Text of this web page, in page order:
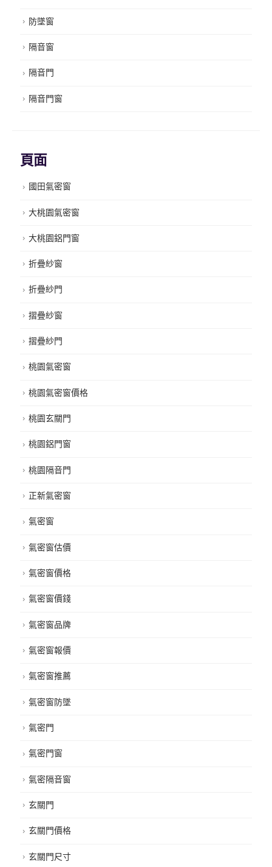
防墜窗
隔音窗
隔音門
隔音門窗
頁面
國田氣密窗
大桃園氣密窗
大桃園鋁門窗
折疊紗窗
折疊紗門
摺疊紗窗
摺疊紗門
桃園氣密窗
桃園氣密窗價格
桃園玄關門
桃園鋁門窗
桃園隔音門
正新氣密窗
氣密窗
氣密窗估價
氣密窗價格
氣密窗價錢
氣密窗品牌
氣密窗報價
氣密窗推薦
氣密窗防墜
氣密門
氣密門窗
氣密隔音窗
玄關門
玄關門價格
玄關門尺寸